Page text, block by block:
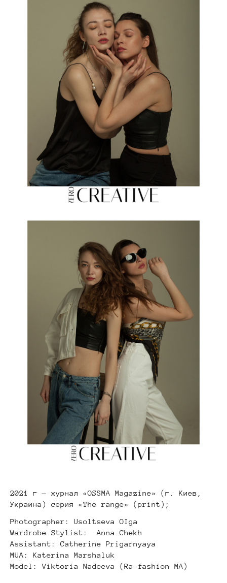
2021 г — журнал «OSSMA Magazine» (г. Киев,
Украина) серия «The range» (print);
Photographer: Usoltseva OIga
Wardrobe Stylist: Anna Chekh
Assistant: Catherine Prigarnyaya
MUA: Katerina Marshaluk
Model: Viktoria Nadeeva (Ra-fashion MA)